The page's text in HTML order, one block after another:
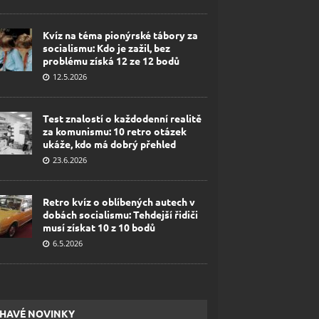
Kvíz na téma pionýrské tábory za
socialismu: Kdo je zažil, bez
problému získá 12 ze 12 bodů
12.5.2026
Test znalostí o každodenní realitě
za komunismu: 10 retro otázek
ukáže, kdo má dobrý přehled
23.6.2026
Retro kvíz o oblíbených autech v
dobách socialismu: Tehdejší řidiči
musí získat 10 z 10 bodů
6.5.2026
NOVINKY